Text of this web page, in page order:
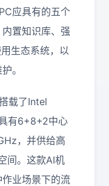
应具有的五个
置知识库、强
生态系统，以
。
载了Intel
有6+8+2中心
，并供给高
间。这款AI机
业场景下的流